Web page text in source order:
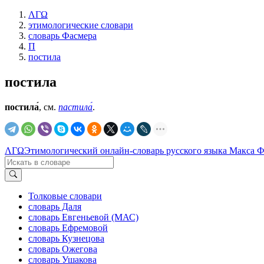
ΛΓΩ
этимологические словари
словарь Фасмера
П
постила
постила
постила́, см. пастила́.
ΛΓΩЭтимологический онлайн-словарь русского языка Макса
Толковые словари
словарь Даля
словарь Евгеньевой (МАС)
словарь Ефремовой
словарь Кузнецова
словарь Ожегова
словарь Ушакова